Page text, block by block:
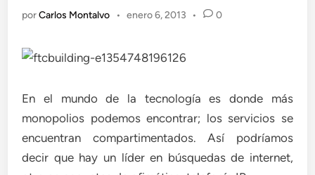
porCarlos Montalvo • enero 6, 2013 • 0
En el mundo de la tecnología es donde más
monopolios podemos encontrar; los servicios se
encuentran compartimentados. Así podríamos
decir que hay un líder en búsquedas de internet,